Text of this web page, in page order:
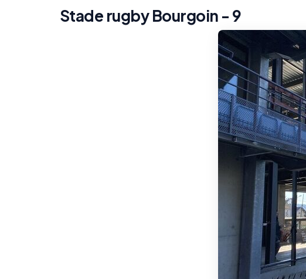
Stade rugby Bourgoin - 9